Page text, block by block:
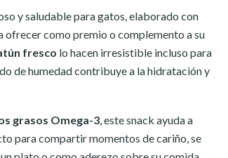
y saludable para gatos, elaborado con
ofrecer como premio o complemento a su
fresco lo hacen irresistible incluso para
de humedad contribuye a la hidratación y
grasos Omega-3, este snack ayuda a
para compartir momentos de cariño, se